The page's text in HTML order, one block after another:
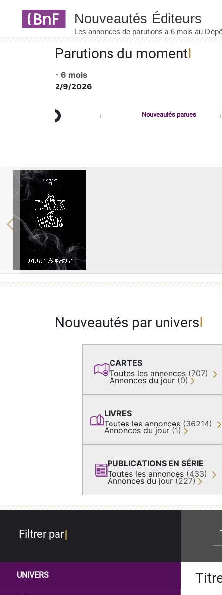
Parutions du moment
- 6 mois
2/9/2026
Nouveautés parues
Previous
Nouveautés par univers
CARTES
Toutes les annonces (707)
Annonces du jour (0)
LIVRES
Toutes les annonces (36214)
Annonces du jour (1)
PUBLICATIONS EN SÉRIE
Toutes les annonces (433)
Annonces du jour (227)
Filtrer par
UNIVERS